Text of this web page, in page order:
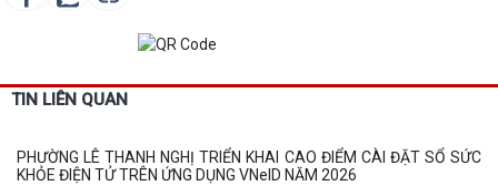
TIN LIÊN QUAN
PHƯỜNG LÊ THANH NGHỊ TRIỂN KHAI CAO ĐIỂM CÀI ĐẶT SỔ SỨC
KHỎE ĐIỆN TỬ TRÊN ỨNG DỤNG VNeID NĂM 2026